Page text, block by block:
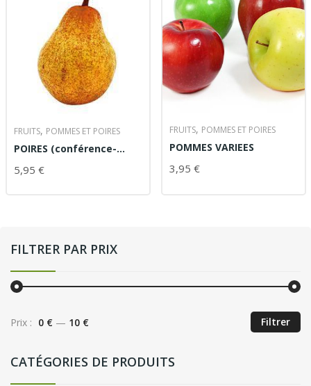
FRUITS, POMMES ET POIRES
POIRES (conférence-
5,95 €
AJOUTER AU PANIER
FRUITS, POMMES ET POIRES
POMMES VARIEES
3,95 €
AJOUTER AU PANIER
FILTRER PAR PRIX
Filtrer
Prix : 0 € — 10 €
CATÉGORIES DE PRODUITS